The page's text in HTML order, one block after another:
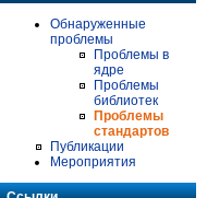
Обнаруженные
проблемы
Проблемы в
ядре
Проблемы
библиотек
Проблемы
стандартов
Публикации
Мероприятия